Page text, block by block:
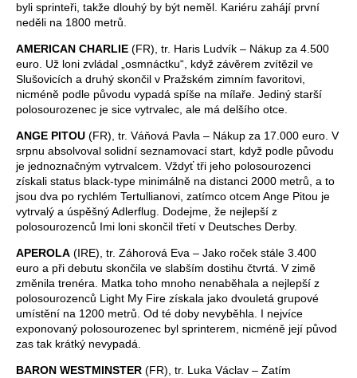
byli sprinteři, takže dlouhý by být neměl. Kariéru zahájí první
neděli na 1800 metrů.
AMERICAN CHARLIE (FR), tr. Haris Ludvík – Nákup za 4.500
euro. Už loni zvládal „osmnáctku“, když závěrem zvítězil ve
Slušovicích a druhý skončil v Pražském zimním favoritovi,
nicméně podle původu vypadá spíše na mílaře. Jediný starší
polosourozenec je sice vytrvalec, ale má delšího otce.
ANGE PITOU (FR), tr. Váňová Pavla – Nákup za 17.000 euro. V
srpnu absolvoval solidní seznamovací start, když podle původu
je jednoznačným vytrvalcem. Vždyť tři jeho polosourozenci
získali status black-type minimálně na distanci 2000 metrů, a to
jsou dva po rychlém Tertullianovi, zatímco otcem Ange Pitou je
vytrvalý a úspěšný Adlerflug. Dodejme, že nejlepší z
polosourozenců Imi loni skončil třetí v Deutsches Derby.
APEROLA (IRE), tr. Záhorová Eva – Jako roček stále 3.400
euro a při debutu skončila ve slabším dostihu čtvrtá. V zimě
změnila trenéra. Matka toho mnoho nenaběhala a nejlepší z
polosourozenců Light My Fire získala jako dvouletá grupové
umístění na 1200 metrů. Od té doby nevyběhla. I nejvíce
exponovaný polosourozenec byl sprinterem, nicméně její původ
zas tak krátký nevypadá.
BARON WESTMINSTER (FR), tr. Luka Václav – Zatím